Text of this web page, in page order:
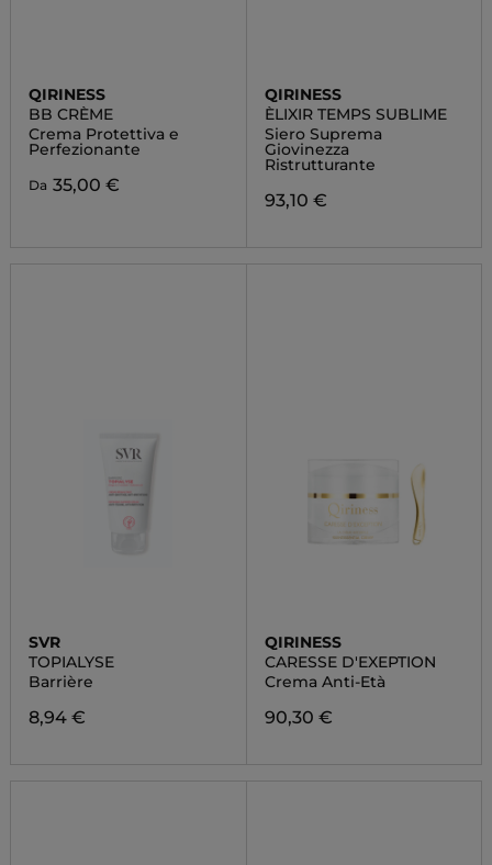
QIRINESS
BB CRÈME
Crema Protettiva e
Perfezionante
Da 35,00 €
QIRINESS
ÈLIXIR TEMPS SUBLIME
Siero Suprema
Giovinezza
Ristrutturante
93,10 €
SVR
TOPIALYSE
Barrière
8,94 €
QIRINESS
CARESSE D'EXEPTION
Crema Anti-Età
90,30 €